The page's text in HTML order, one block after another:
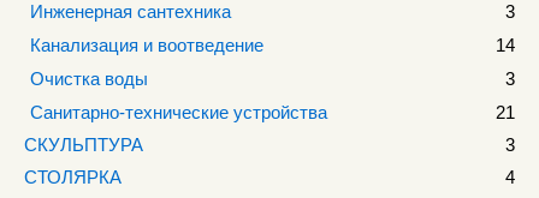
Инженерная сантехника
3
Канализация и воотведение
14
Очистка воды
3
Санитарно-технические устройства
21
СКУЛЬПТУРА
3
СТОЛЯРКА
4